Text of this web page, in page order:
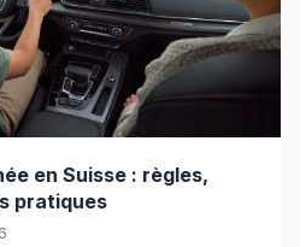
en Suisse : règles,
pratiques